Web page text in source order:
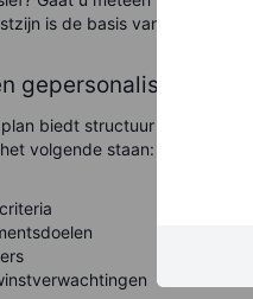
is de basis van emotionele
gepersonaliseerd
biedt structuur en helpt
volgende staan: